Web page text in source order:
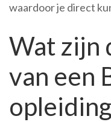
waardoor je direct
Wat zijn
van een